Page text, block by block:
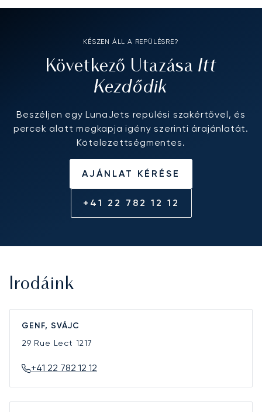
KÉSZEN ÁLL A REPÜLÉSRE?
Következő Utazása Itt
Kezdődik
Beszéljen egy LunaJets repülési szakértővel, és
percek alatt megkapja igény szerinti árajánlatát.
Kötelezettségmentes.
AJÁNLAT KÉRÉSE
+41 22 782 12 12
Irodáink
GENF, SVÁJC
29 Rue Lect 1217
+41 22 782 12 12